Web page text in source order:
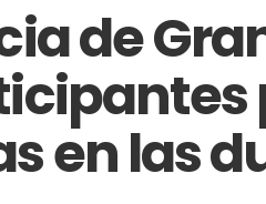
de
en las